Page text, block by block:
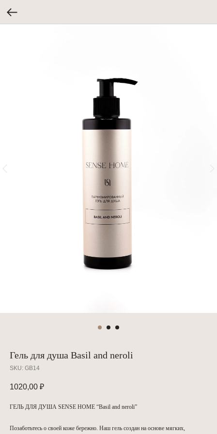
Гель для душа Basil and neroli
SKU: GB14
1020,00 ₽
ГЕЛЬ ДЛЯ ДУША SENSE HOME “Basil and neroli”
Позаботьтесь о своей коже бережно. Наш гель создан на основе мягких,